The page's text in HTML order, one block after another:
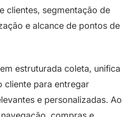
clientes, segmentação de
e alcance de pontos de
estruturada coleta, unifica
cliente para entregar
e personalizadas. Ao